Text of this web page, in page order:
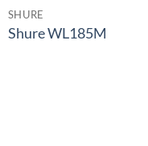
SHURE
Shure WL185M